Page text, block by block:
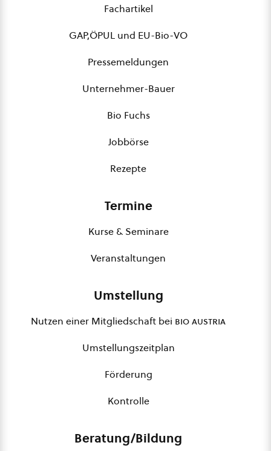
Fachartikel
GAP,ÖPUL und EU-Bio-VO
Pressemeldungen
Unternehmer-Bauer
Bio Fuchs
Jobbörse
Rezepte
Termine
Kurse & Seminare
Veranstaltungen
Umstellung
Nutzen einer Mitgliedschaft bei bio austria
Umstellungszeitplan
Förderung
Kontrolle
Beratung/Bildung